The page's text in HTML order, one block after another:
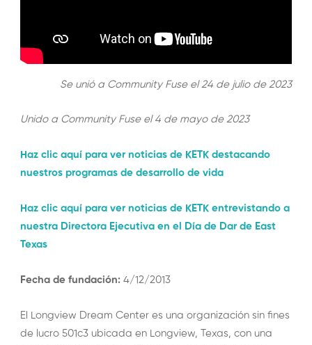
Se unió a Community Fuse el 24 de julio de 2023
Unido a Community Fuse el 4 de mayo de 2023
Haz clic aquí para ver noticias de KETK destacando
nuestros programas de desarrollo de vida
Haz clic aquí para ver noticias de KETK entrevistando a
nuestra Directora Ejecutiva en el Día de Dar de East
Texas
Fecha de fundación:4/12/2013
El Longview Dream Center es una organización sin fines
de lucro 501c3 ubicada en Longview, Texas, con una